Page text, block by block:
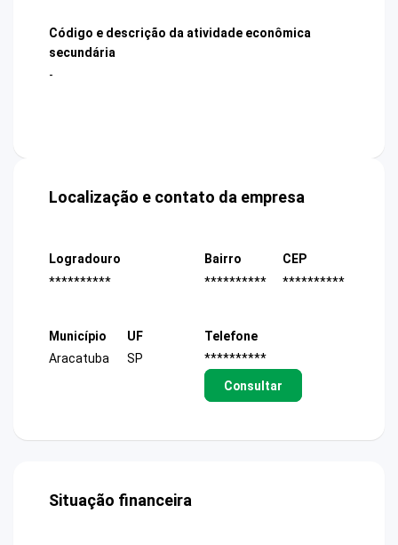
Código e descrição da atividade econômica
secundária
-
Localização e contato da empresa
Logradouro
**********
Bairro
**********
CEP
**********
Município
Aracatuba
UF
SP
Telefone
**********
Consultar
Situação financeira